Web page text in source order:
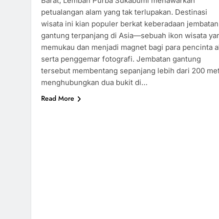
petualangan alam yang tak terlupakan. Destinasi
wisata ini kian populer berkat keberadaan jembatan
gantung terpanjang di Asia—sebuah ikon wisata
memukau dan menjadi magnet bagi para pencinta
serta penggemar fotografi. Jembatan gantung
tersebut membentang sepanjang lebih dari 200
menghubungkan dua bukit di…
Read More